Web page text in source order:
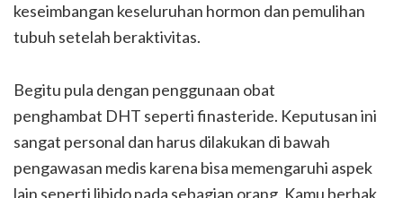
keseimbangan keseluruhan hormon dan pemulihan
tubuh setelah beraktivitas.
Begitu pula dengan penggunaan obat
penghambat DHT seperti finasteride. Keputusan ini
sangat personal dan harus dilakukan di bawah
pengawasan medis karena bisa memengaruhi aspek
lain seperti libido pada sebagian orang. Kamu berhak